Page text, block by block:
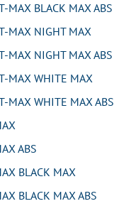
BLACK MAX ABS
NIGHT MAX
NIGHT MAX ABS
WHITE MAX
WHITE MAX ABS
ABS
BLACK MAX
BLACK MAX ABS